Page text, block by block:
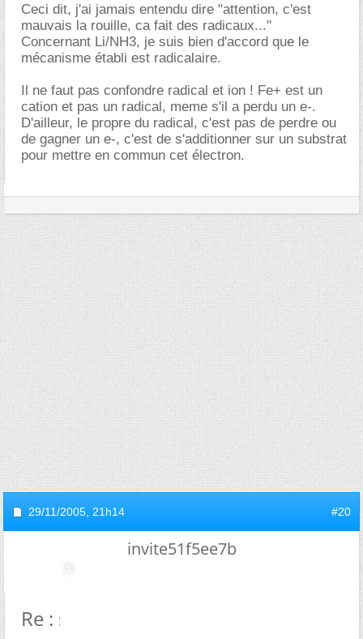
Ceci dit, j'ai jamais entendu dire "attention, c'est
mauvais la rouille, ca fait des radicaux..."
Concernant Li/NH3, je suis bien d'accord que le
mécanisme établi est radicalaire.
Il ne faut pas confondre radical et ion ! Fe+ est un
cation et pas un radical, meme s'il a perdu un e-.
D'ailleur, le propre du radical, c'est pas de perdre ou
de gagner un e-, c'est de s'additionner sur un substrat
pour mettre en commun cet électron.
29/11/2005, 21h14 #20
invite51f5ee7b
Re : synthese d'un